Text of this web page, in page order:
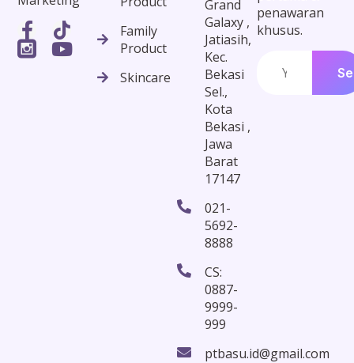
Family
Product
Skincare
Grand
Galaxy ,
Jatiasih,
Kec.
Bekasi
Sel.,
Kota
Bekasi ,
Jawa
Barat
17147
021-
5692-
8888
CS:
0887-
9999-
999
ptbasu.id@gmail.com
penawaran
khusus.